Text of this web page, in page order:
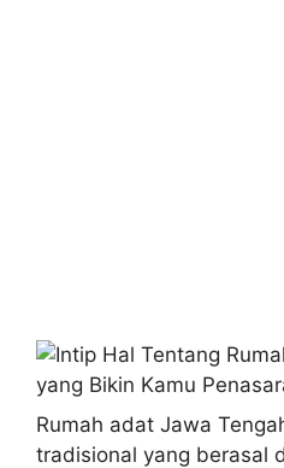
Rumah adat Jawa
tradisional yang berasal